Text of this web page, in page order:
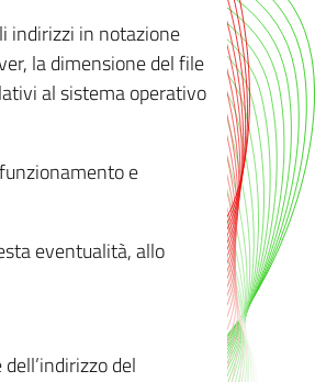
indirizzi in notazione
la dimensione del file
al sistema operativo
e
eventualità, allo
del